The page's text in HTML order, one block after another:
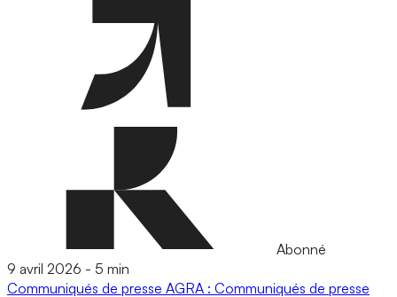
Abonné
9 avril 2026 - 5 min
Communiqués de presse AGRA : Communiqués de presse